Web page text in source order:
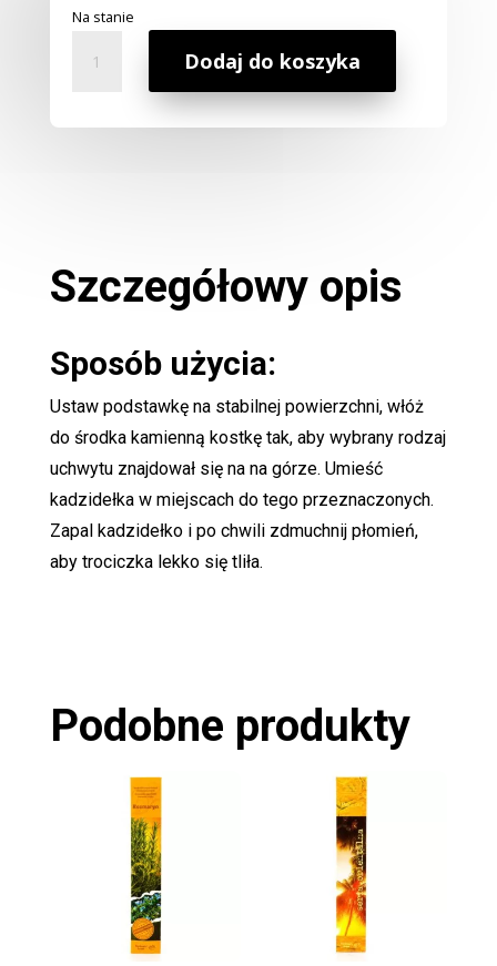
Na stanie
Podstawka
Dodaj do koszyka
Szczegółowy opis
Sposób użycia:
Ustaw podstawkę na stabilnej powierzchni, włóż
do środka kamienną kostkę tak, aby wybrany rodzaj
uchwytu znajdował się na na górze. Umieść
kadzidełka w miejscach do tego przeznaczonych.
Zapal kadzidełko i po chwili zdmuchnij płomień,
aby trociczka lekko się tliła.
Podobne produkty